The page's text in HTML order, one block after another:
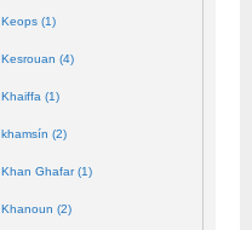
Keops (1)
Kesrouan (4)
Khaiffa (1)
khamsín (2)
Khan Ghafar (1)
Khanoun (2)